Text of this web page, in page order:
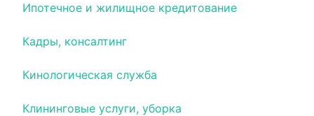
Ипотечное и жилищное кредитование
Кадры, консалтинг
Кинологическая служба
Клининговые услуги, уборка